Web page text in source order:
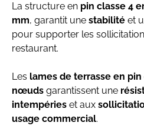
La structure en pin classe 4
mm, garantit une stabilité et
pour supporter les
restaurant.
Les lames de terrasse en
nœuds garantissent une
intempéries et aux
usage commercial.